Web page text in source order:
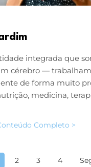
integrada que
cérebro —
de forma muito
medicina,
Completo >
2 3 4